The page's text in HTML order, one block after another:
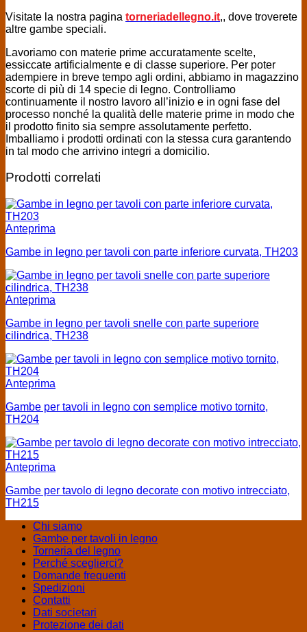
Visitate la nostra pagina torneriadellegno.it,, dove troverete
altre gambe speciali.
Lavoriamo con materie prime accuratamente scelte,
essiccate artificialmente e di classe superiore. Per poter
adempiere in breve tempo agli ordini, abbiamo in magazzino
scorte di più di 14 specie di legno. Controlliamo
continuamente il nostro lavoro all’inizio e in ogni fase del
processo nonché la qualità delle materie prime in modo che
il prodotto finito sia sempre assolutamente perfetto.
Imballiamo i prodotti ordinati con la stessa cura garantendo
in tal modo che arrivino integri a domicilio.
Prodotti correlati
Anteprima
Gambe in legno per tavoli con parte inferiore curvata, TH203
Anteprima
Gambe in legno per tavoli snelle con parte superiore
cilindrica, TH238
Anteprima
Gambe per tavoli in legno con semplice motivo tornito,
TH204
Anteprima
Gambe per tavolo di legno decorate con motivo intrecciato,
TH215
Chi siamo
Gambe per tavoli in legno
Torneria del legno
Perché sceglierci?
Domande frequenti
Spedizioni
Contatti
Dati societari
Protezione dei dati